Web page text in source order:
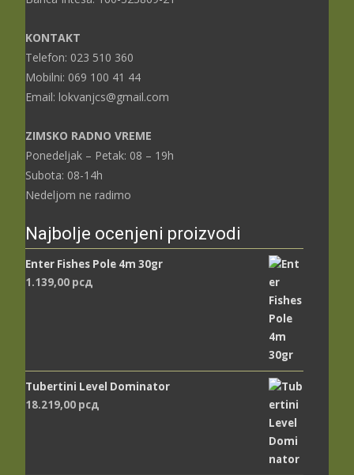
KONTAKT
Telefon: 023 510 360
Mobilni: 069 100 41 44
Email: lokvanjcs@gmail.com
ZIMSKO RADNO VREME
Ponedeljak – Petak: 08 – 19h
Subota: 08-14h
Nedeljom ne radimo
Najbolje ocenjeni proizvodi
Enter Fishes Pole 4m 30gr
1.139,00 рсд
Tubertini Level Dominator
18.219,00 рсд